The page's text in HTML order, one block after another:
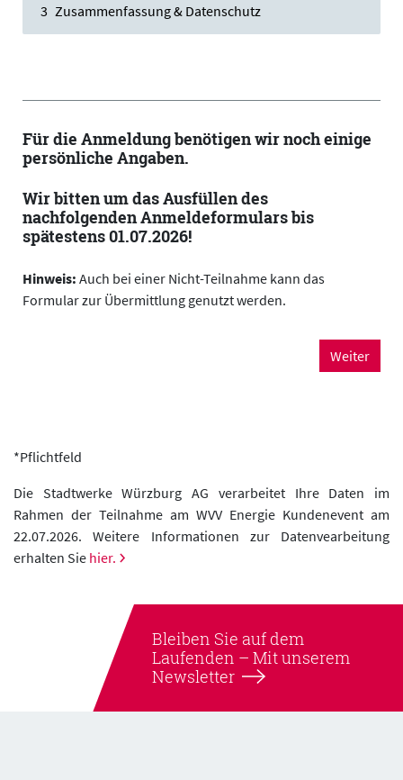
Zusammenfassung & Datenschutz
Für die Anmeldung benötigen wir noch einige
persönliche Angaben.
Wir bitten um das Ausfüllen des
nachfolgenden Anmeldeformulars bis
spätestens 01.07.2026!
Hinweis: Auch bei einer Nicht-Teilnahme kann das
Formular zur Übermittlung genutzt werden.
Weiter
*Pflichtfeld
Die Stadtwerke Würzburg AG verarbeitet Ihre Daten im
Rahmen der Teilnahme am WVV Energie Kundenevent am
22.07.2026. Weitere Informationen zur Datenvearbeitung
erhalten Sie hier.
Bleiben Sie auf dem
Laufenden – Mit unserem
Newsletter